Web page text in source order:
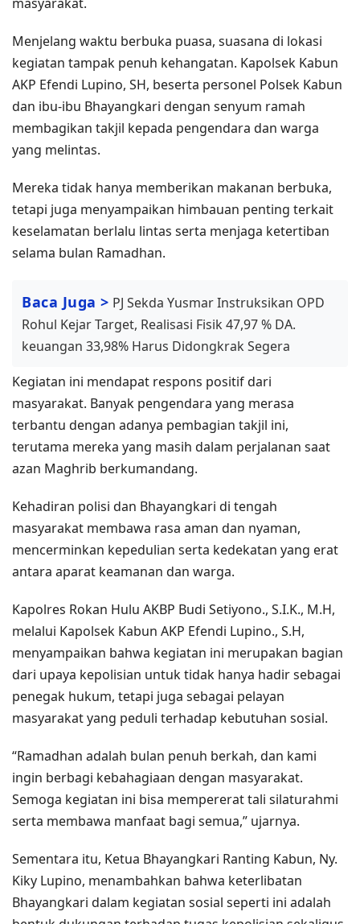
Menjelang waktu berbuka puasa, suasana di lokasi
kegiatan tampak penuh kehangatan. Kapolsek Kabun
AKP Efendi Lupino, SH, beserta personel Polsek Kabun
dan ibu-ibu Bhayangkari dengan senyum ramah
membagikan takjil kepada pengendara dan warga
yang melintas.
Mereka tidak hanya memberikan makanan berbuka,
tetapi juga menyampaikan himbauan penting terkait
keselamatan berlalu lintas serta menjaga ketertiban
selama bulan Ramadhan.
Baca Juga > PJ Sekda Yusmar Instruksikan OPD
Rohul Kejar Target, Realisasi Fisik 47,97 % DA.
keuangan 33,98% Harus Didongkrak Segera
Kegiatan ini mendapat respons positif dari
masyarakat. Banyak pengendara yang merasa
terbantu dengan adanya pembagian takjil ini,
terutama mereka yang masih dalam perjalanan saat
azan Maghrib berkumandang.
Kehadiran polisi dan Bhayangkari di tengah
masyarakat membawa rasa aman dan nyaman,
mencerminkan kepedulian serta kedekatan yang erat
antara aparat keamanan dan warga.
Kapolres Rokan Hulu AKBP Budi Setiyono., S.I.K., M.H,
melalui Kapolsek Kabun AKP Efendi Lupino., S.H,
menyampaikan bahwa kegiatan ini merupakan bagian
dari upaya kepolisian untuk tidak hanya hadir sebagai
penegak hukum, tetapi juga sebagai pelayan
masyarakat yang peduli terhadap kebutuhan sosial.
“Ramadhan adalah bulan penuh berkah, dan kami
ingin berbagi kebahagiaan dengan masyarakat.
Semoga kegiatan ini bisa mempererat tali silaturahmi
serta membawa manfaat bagi semua,” ujarnya.
Sementara itu, Ketua Bhayangkari Ranting Kabun, Ny.
Kiky Lupino, menambahkan bahwa keterlibatan
Bhayangkari dalam kegiatan sosial seperti ini adalah